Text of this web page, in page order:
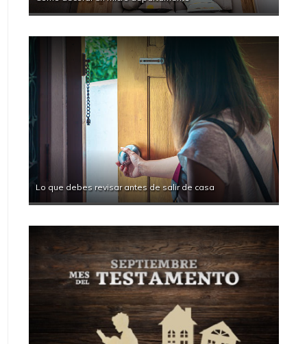
Lo que debes revisar antes de salir de casa